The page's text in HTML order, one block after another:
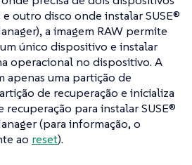
outro disco onde instalar SUSE®
a imagem RAW permite
único dispositivo e instalar
operacional no dispositivo. A
apenas uma partição de
de recuperação e inicializa
para instalar SUSE®
(para informação, o
ao reset).